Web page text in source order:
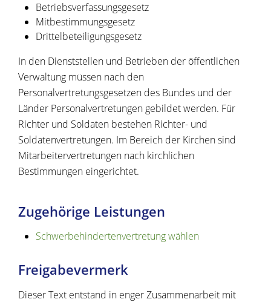
Betriebsverfassungsgesetz
Mitbestimmungsgesetz
Drittelbeteiligungsgesetz
In den Dienststellen und Betrieben der öffentlichen
Verwaltung müssen nach den
Personalvertretungsgesetzen des Bundes und der
Länder Personalvertretungen gebildet werden. Für
Richter und Soldaten bestehen Richter- und
Soldatenvertretungen. Im Bereich der Kirchen sind
Mitarbeitervertretungen nach kirchlichen
Bestimmungen eingerichtet.
Zugehörige Leistungen
Schwerbehindertenvertretung wählen
Freigabevermerk
Dieser Text entstand in enger Zusammenarbeit mit